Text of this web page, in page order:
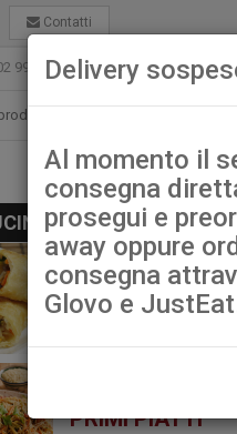
Contatti
99021080
CINESE
ANTIPASTI
PRIMI PIATTI
Delivery
Al momento il
consegna
prosegui e
away oppure
consegna
Glovo e